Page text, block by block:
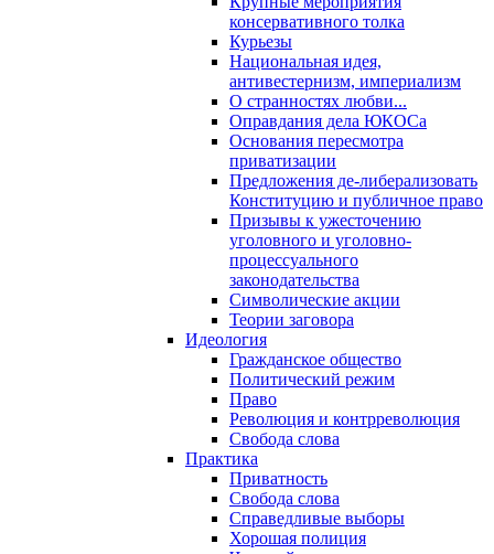
консервативного толка
Курьезы
Национальная идея,
антивестернизм, империализм
О странностях любви...
Оправдания дела ЮКОСа
Основания пересмотра
приватизации
Предложения де-либерализовать
Конституцию и публичное право
Призывы к ужесточению
уголовного и уголовно-
процессуального
законодательства
Символические акции
Теории заговора
Идеология
Гражданское общество
Политический режим
Право
Революция и контрреволюция
Свобода слова
Практика
Приватность
Свобода слова
Справедливые выборы
Хорошая полиция